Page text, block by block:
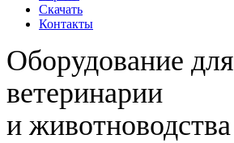
Скачать
Контакты
Оборудование для
ветеринарии
и животноводства